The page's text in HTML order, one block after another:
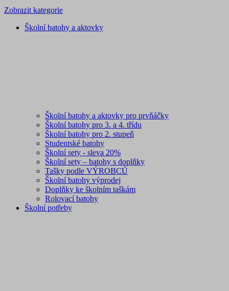
Zobrazit kategorie
Školní batohy a aktovky
Školní batohy a aktovky pro prvňáčky
Školní batohy pro 3. a 4. třídu
Školní batohy pro 2. stupeň
Studentské batohy
Školní sety - sleva 20%
Školní sety – batohy s doplňky
Tašky podle VÝROBCŮ
Školní batohy výprodej
Doplňky ke školním taškám
Rolovací batohy
Školní potřeby